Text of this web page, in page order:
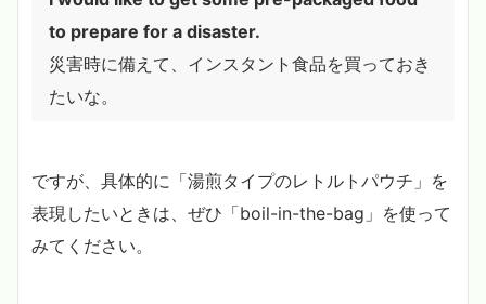
to prepare for a disaster.
災害時に備えて、インスタント食品を買っておき
たいな。
ですが、具体的に「湯煎タイプのレトルトパウチ」を
表現したいときは、ぜひ「boil-in-the-bag」を使って
みてください。